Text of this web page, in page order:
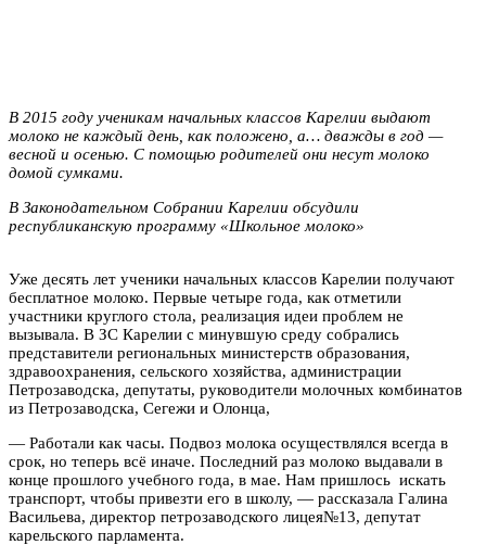
В 2015 году ученикам начальных классов Карелии выдают
молоко не каждый день, как положено, а… дважды в год —
весной и осенью. С помощью родителей они несут молоко
домой сумками.
В Законодательном Собрании Карелии обсудили
республиканскую программу «Школьное молоко»
Уже десять лет ученики начальных классов Карелии получают
бесплатное молоко. Первые четыре года, как отметили
участники круглого стола, реализация идеи проблем не
вызывала. В ЗС Карелии с минувшую среду собрались
представители региональных министерств образования,
здравоохранения, сельского хозяйства, администрации
Петрозаводска, депутаты, руководители молочных комбинатов
из Петрозаводска, Сегежи и Олонца,
— Работали как часы. Подвоз молока осуществлялся всегда в
срок, но теперь всё иначе. Последний раз молоко выдавали в
конце прошлого учебного года, в мае. Нам пришлось искать
транспорт, чтобы привезти его в школу, — рассказала Галина
Васильева, директор петрозаводского лицея№13, депутат
карельского парламента.